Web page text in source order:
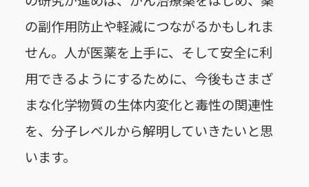
の副作用防止や軽減につながるかもしれま
せん。人が医薬を上手に、そして安全に利
用できるようにするために、今後もさまざ
まな化学物質の生体内変化と毒性の関連性
を、分子レベルから解明していきたいと思
います。